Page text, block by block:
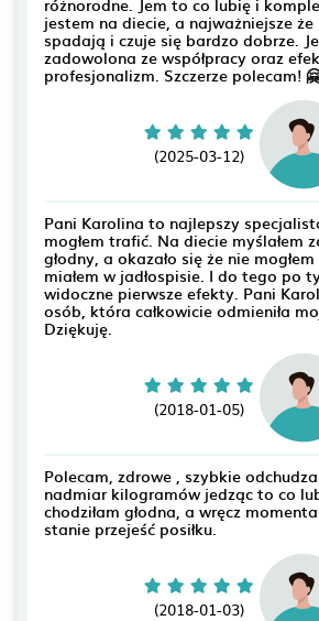
jestem na diecie, a najważniejsze
spadają i czuje się bardzo dobrze.
zadowolona ze współpracy oraz
profesjonalizm. Szczerze polecam!
(2025-03-12)
Pani Karolina to najlepszy
mogłem trafić. Na diecie myślałem
głodny, a okazało się że nie
miałem w jadłospisie. I do tego po
widoczne pierwsze efekty. Pani
osób, która całkowicie odmieniła
Dziękuję.
(2018-01-05)
Polecam, zdrowe , szybkie
nadmiar kilogramów jedząc to co
chodziłam głodna, a wręcz
stanie przejeść posiłku.
(2018-01-03)